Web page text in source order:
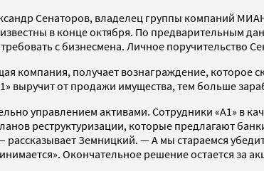
Сенаторов, владелец группы компаний
известны в конце октября. По
с бизнесмена. Личное поручительство
компания, получает вознаграждение, которое
выручит от продажи имущества, тем больше
управлением активами. Сотрудники «А1» в
реструктуризации, которые предлагают
Земницкий. — А мы стараемся
Окончательное решение остается за